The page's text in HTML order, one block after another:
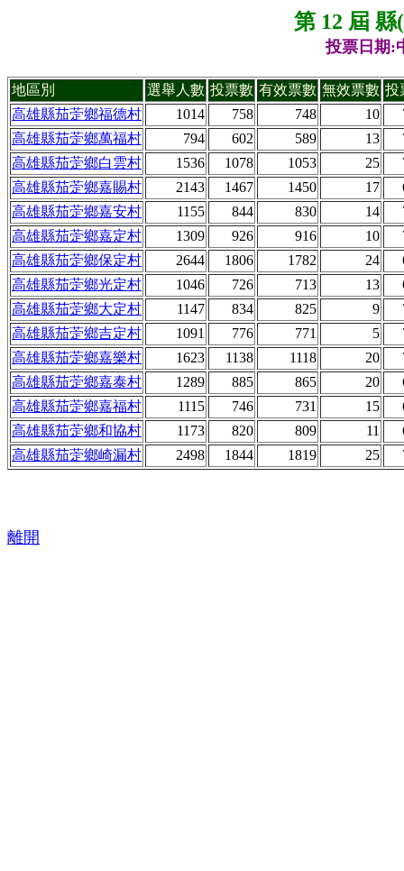
第 12 屆
投票日期:
地區別 選舉人數 投票數 有效票數 無效票數 投
高雄縣茄萣鄉福德村
1014 758 748 10
高雄縣茄萣鄉萬福村
794 602 589 13
高雄縣茄萣鄉白雲村
1536 1078 1053 25
高雄縣茄萣鄉嘉賜村
2143 1467 1450 17
高雄縣茄萣鄉嘉安村
1155 844 830 14
高雄縣茄萣鄉嘉定村
1309 926 916 10
高雄縣茄萣鄉保定村
2644 1806 1782 24
高雄縣茄萣鄉光定村
1046 726 713 13
高雄縣茄萣鄉大定村
1147 834 825 9
高雄縣茄萣鄉吉定村
1091 776 771 5
高雄縣茄萣鄉嘉樂村
1623 1138 1118 20
高雄縣茄萣鄉嘉泰村
1289 885 865 20
高雄縣茄萣鄉嘉福村
1115 746 731 15
高雄縣茄萣鄉和協村
1173 820 809 11
高雄縣茄萣鄉崎漏村
2498 1844 1819 25
離開